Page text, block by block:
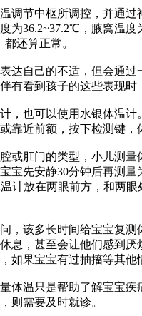
节中枢所调控，并通过
为36.2~37.2℃，腋窝温
还算正常。
自己的不适，但会通过
有看到孩子的这些表现
也可以使用水银体温计
靠近前额，按下检测键
肛门的类型，小儿测量
宝先安静30分钟后再测
计放在两眼前方，和两
该多长时间给宝宝复测
息，甚至会让他们感到
如果宝宝有过抽搐等其他
温只是帮助了解宝宝疾
则需要及时就诊。